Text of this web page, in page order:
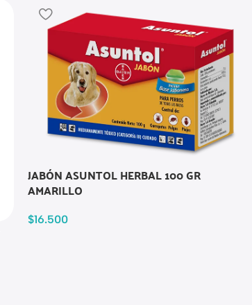
JABÓN ASUNTOL HERBAL 100 GR
AMARILLO
$16.500